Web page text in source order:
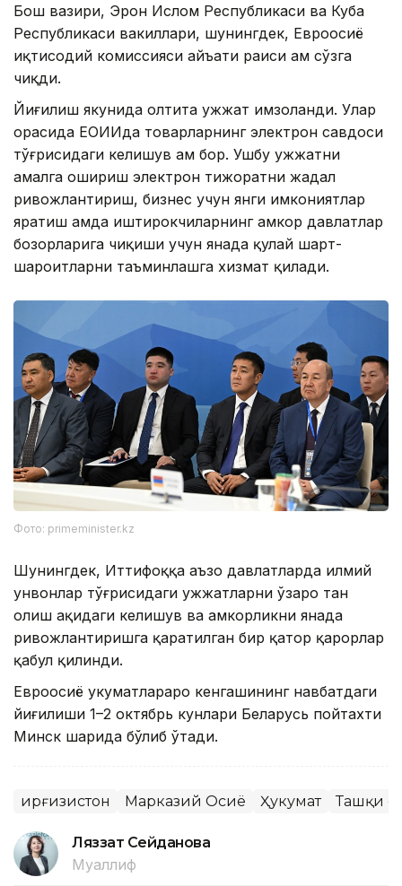
Бош вазири, Эрон Ислом Республикаси ва Куба
Республикаси вакиллари, шунингдек, Евроосиё
иқтисодий комиссияси ҳайъати раиси ҳам сўзга
чиқди.
Йиғилиш якунида олтита ҳужжат имзоланди. Улар
орасида ЕОИИда товарларнинг электрон савдоси
тўғрисидаги келишув ҳам бор. Ушбу ҳужжатни
амалга ошириш электрон тижоратни жадал
ривожлантириш, бизнес учун янги имкониятлар
яратиш ҳамда иштирокчиларнинг ҳамкор давлатлар
бозорларига чиқиши учун янада қулай шарт-
шароитларни таъминлашга хизмат қилади.
Фото: primeminister.kz
Шунингдек, Иттифоққа аъзо давлатларда илмий
унвонлар тўғрисидаги ҳужжатларни ўзаро тан
олиш ҳақидаги келишув ва ҳамкорликни янада
ривожлантиришга қаратилган бир қатор қарорлар
қабул қилинди.
Евроосиё ҳукуматлараро кенгашининг навбатдаги
йиғилиши 1–2 октябрь кунлари Беларусь пойтахти
Минск шаҳрида бўлиб ўтади.
Қирғизистон Марказий Осиё Ҳукумат Ташқи
Ляззат Сейданова
Муаллиф